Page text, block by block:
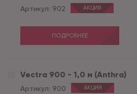
Артикул: 902 АКЦИЯ
ПОДРОБНЕЕ
Vectra 900 - 1,0 м (Anthra)
Артикул: 900 АКЦИЯ